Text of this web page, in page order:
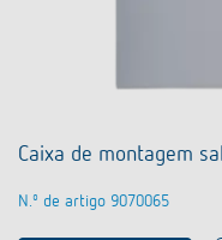
Caixa de montagem
N.º de artigo 9070065